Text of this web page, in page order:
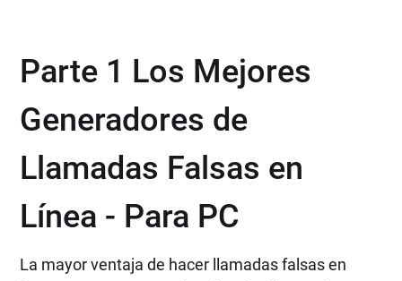
Parte 1 Los Mejores
Generadores de
Llamadas Falsas en
Línea - Para PC
La mayor ventaja de hacer llamadas falsas en